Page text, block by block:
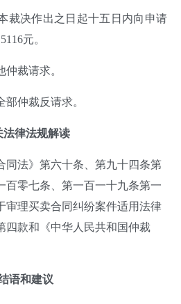
决作出之日起十五日内向申请
元。
裁请求。
仲裁反请求。
法律法规解读
法》第六十条、第九十四条第
百零七条、第一百一十九条第一
审理买卖合同纠纷案件适用法律
四款和《中华人民共和国仲裁
语和建议